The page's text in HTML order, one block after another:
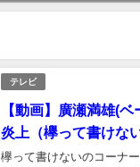
テレビ
【動画】廣瀬満雄(
炎上（欅って書けない
欅って書けないのコーナ